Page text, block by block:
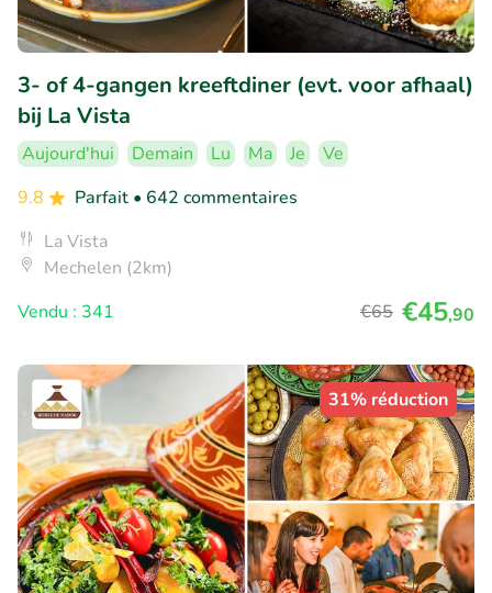
3- of 4-gangen kreeftdiner (evt. voor afhaal)
bij La Vista
Aujourd'hui Demain Lu Ma Je
Ve
9.8
Parfait • 642 commentaires
La Vista
Mechelen (2km)
Vendu : 341
€65 €45,90
31% réduction